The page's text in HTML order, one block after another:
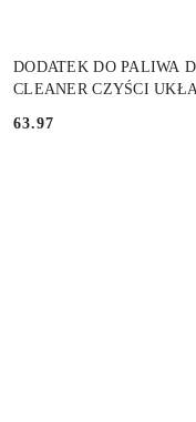
DODATEK DO PALIWA
CLEANER CZYŚCI
63.97